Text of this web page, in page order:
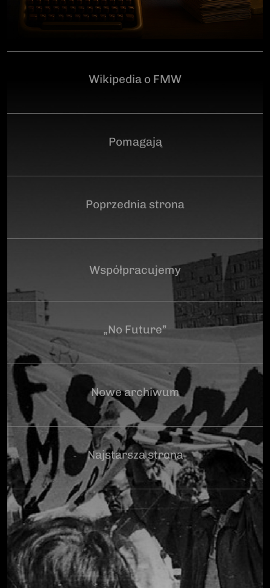
Garnizonowym w GdańskuSerdecznie zapraszamy
Wikipedia o FMW
Pomagają
Poprzednia strona
Współpracujemy
„No Future”
Nowe archiwum
Najstarsza strona